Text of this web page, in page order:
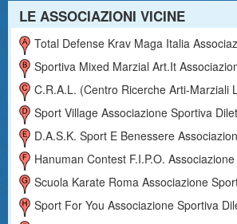
LE ASSOCIAZIONI VICINE
Total Defense Krav Maga Italia Associazione
Sportiva Mixed Marzial Art.it Associazione
C.r.a.l. (centro Ricerche Arti-Marziali Libere)
Sport Village Associazione Sportiva
D.a.s.k. Sport E Benessere Associazione
Hanuman Contest F.i.p.o. Associazione
Scuola Karate Roma Associazione
Sport For You Associazione Sportiva